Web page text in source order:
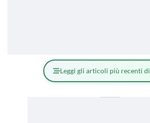
Leggi gli articoli più recenti di